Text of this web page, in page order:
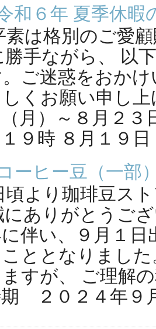
和６年 夏季休暇
は格別のご愛顧
勝手ながら、 以
ご迷惑をおか
くお願い申し
（月）～８月２
９時 ８月１９
ーヒー豆（一部
より珈琲豆ス
にありがとうご
伴い、９月１
ととなりまし
すが、 ご理解
２０２４年９